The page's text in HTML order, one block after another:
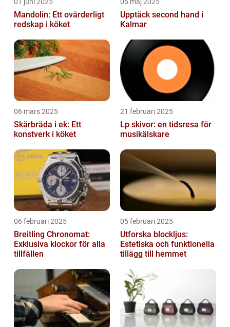
Mandolin: Ett ovärderligt
redskap i köket
Upptäck second hand i
Kalmar
06 mars 2025
Skärbräda i ek: Ett
konstverk i köket
21 februari 2025
Lp skivor: en tidsresa för
musikälskare
06 februari 2025
Breitling Chronomat:
Exklusiva klockor för alla
tillfällen
05 februari 2025
Utforska blockljus:
Estetiska och funktionella
tillägg till hemmet